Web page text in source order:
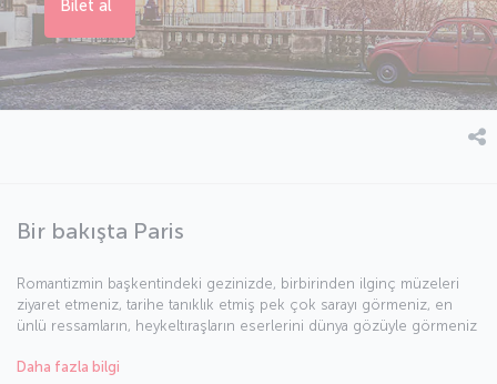
Bilet al
Bir bakışta Paris
Romantizmin başkentindeki gezinizde, birbirinden ilginç müzeleri
ziyaret etmeniz, tarihe tanıklık etmiş pek çok sarayı görmeniz, en
ünlü ressamların, heykeltıraşların eserlerini dünya gözüyle görmeniz
Gündüzü ayrı, gecesi ayrı güzel olan Paris’in bir “ışıklar kenti”
Daha fazla bilgi